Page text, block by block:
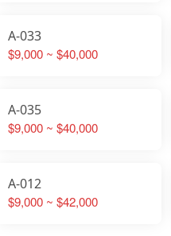
A-033
$9,000 ~ $40,000
A-035
$9,000 ~ $40,000
A-012
$9,000 ~ $42,000